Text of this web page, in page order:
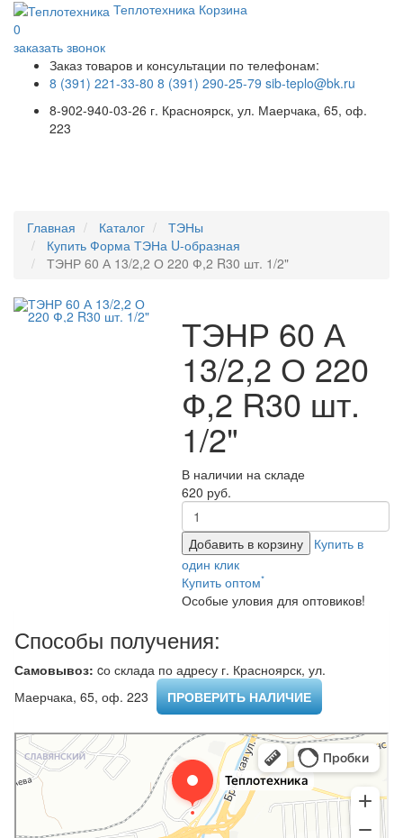
Теплотехника Корзина
0
заказать звонок
Заказ товаров и консультации по телефонам:
8 (391) 221-33-80 8 (391) 290-25-79 sib-teplo@bk.ru
8-902-940-03-26 г. Красноярск, ул. Маерчака, 65, оф.
223
Главная Каталог
ТЭНы
Купить Форма ТЭНа U-образная
ТЭНР 60 А 13/2,2 О 220 Ф,2 R30 шт. 1/2"
ТЭНР 60 А
13/2,2 О 220
Ф,2 R30 шт.
1/2"
В наличии на складе
620 руб.
Добавить в корзину
Купить в
один клик
Купить оптом*
Особые уловия для оптовиков!
Способы получения:
Самовывоз: cо склада по адресу г. Красноярск, ул.
Маерчака, 65, оф. 223 ​
ПРОВЕРИТЬ НАЛИЧИЕ